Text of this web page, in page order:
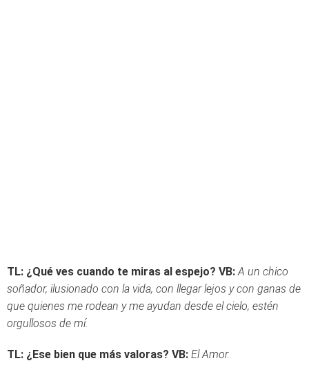
TL: ¿Qué ves cuando te miras al espejo? VB: A un chico
soñador, ilusionado con la vida, con llegar lejos y con ganas de
que quienes me rodean y me ayudan desde el cielo, estén
orgullosos de mí.
TL: ¿Ese bien que más valoras? VB: El Amor.